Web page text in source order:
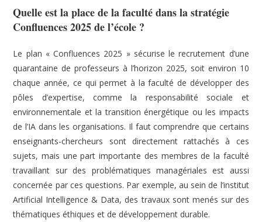
Quelle est la place de la faculté dans la stratégie
Confluences 2025 de l’école ?
Le plan « Confluences 2025 » sécurise le recrutement d’une
quarantaine de professeurs à l’horizon 2025, soit environ 10
chaque année, ce qui permet à la faculté de développer des
pôles d’expertise, comme la responsabilité sociale et
environnementale et la transition énergétique ou les impacts
de l’IA dans les organisations. Il faut comprendre que certains
enseignants-chercheurs sont directement rattachés à ces
sujets, mais une part importante des membres de la faculté
travaillant sur des problématiques managériales est aussi
concernée par ces questions. Par exemple, au sein de l’institut
Artificial Intelligence & Data, des travaux sont menés sur des
thématiques éthiques et de développement durable.